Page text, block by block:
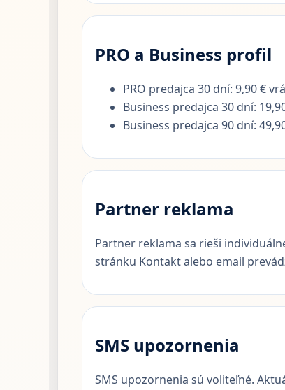
PRO a Business profil
PRO predajca 30 dní: 9,90 €
Business predajca 30 dní:
Business predajca 90 dní:
Partner reklama
Partner reklama sa rieši
stránku Kontakt alebo email
SMS upozornenia
SMS upozornenia sú voliteľné.